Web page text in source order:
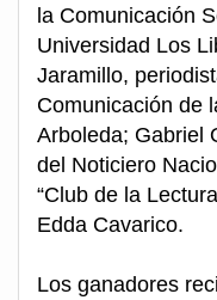
la Comunicación
Universidad Los
Jaramillo,
Comunicación de
Arboleda; Gabriel
del Noticiero
“Club de la
Edda Cavarico.
Los ganadores